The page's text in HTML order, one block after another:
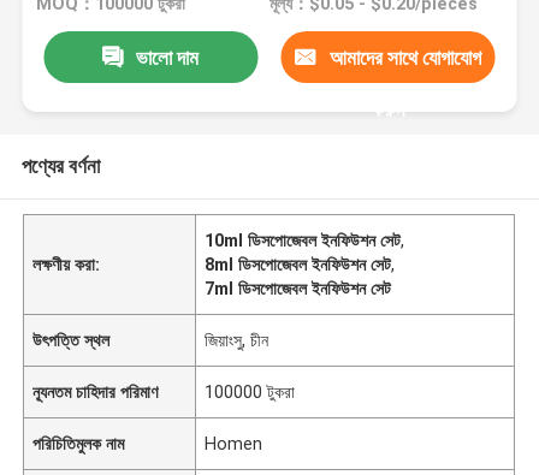
MOQ：100000 টুকরা মূল্য：$0.05 - $0.20/pieces
ভালো দাম আমাদের সাথে যোগাযোগ
করুন
পণ্যের বর্ণনা
লক্ষণীয় করা:
10ml ডিসপোজেবল ইনফিউশন সেট,
8ml ডিসপোজেবল ইনফিউশন সেট,
7ml ডিসপোজেবল ইনফিউশন সেট
উৎপত্তি স্থল জিয়াংসু, চীন
ন্যূনতম চাহিদার পরিমাণ 100000 টুকরা
পরিচিতিমুলক নাম Homen